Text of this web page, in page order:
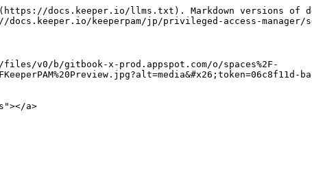
docs.keeper.io/llms.txt). Markdown versions of
keeperpam/jp/privileged-access-manager/
v0/b/gitbook-x-prod.appspot.com/o/spaces%2F-
a>